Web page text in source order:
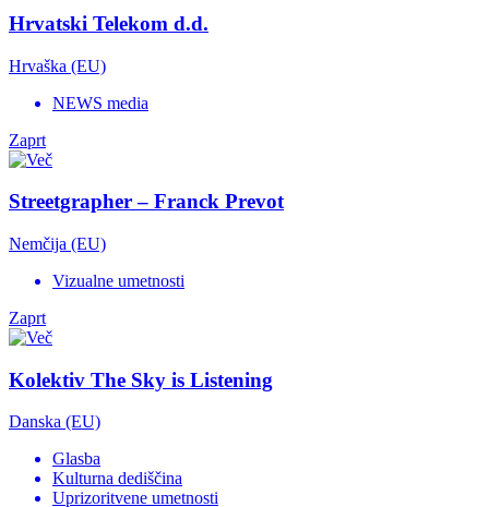
Hrvatski Telekom d.d.
Hrvaška (EU)
NEWS media
Zaprt
Streetgrapher – Franck Prevot
Nemčija (EU)
Vizualne umetnosti
Zaprt
Kolektiv The Sky is Listening
Danska (EU)
Glasba
Kulturna dediščina
Uprizoritvene umetnosti